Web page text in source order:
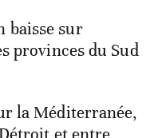
baisse sur
provinces du Sud
la Méditerranée,